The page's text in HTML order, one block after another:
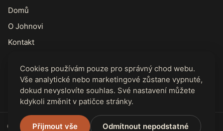
Domů
O Johnovi
Kontakt
Právní
Ochrana soukromí
🌐 Dostupné ve 31 jazycích
Cookies používám pouze pro správný chod webu.
Vše analytické nebo marketingové zůstane vypnuté,
dokud nevyslovíte souhlas. Své nastavení můžete
kdykoli změnit v patičce stránky.
Přijmout vše Odmítnout nepodstatné